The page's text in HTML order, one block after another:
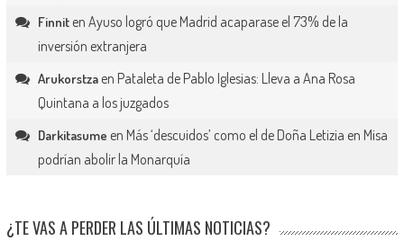
Finniten Ayuso logró que Madrid acaparase el 73% de la
inversión extranjera
Arukorstzaen Pataleta de Pablo Iglesias: Lleva a Ana Rosa
Quintana a los juzgados
Darkitasume en Más ‘descuidos’ como el de Doña Letizia en Misa
podrían abolir la Monarquía
¿TE VAS A PERDER LAS ÚLTIMAS NOTICIAS?